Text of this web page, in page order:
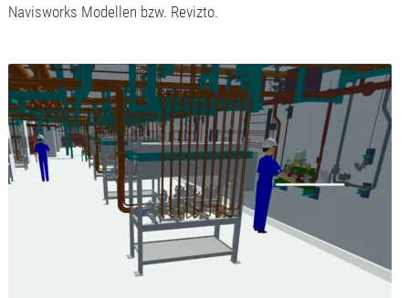
Navisworks Modellen bzw. Revizto.